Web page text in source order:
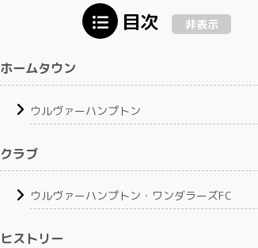
目次 非表示
ホームタウン
ウルヴァーハンプトン
クラブ
ウルヴァーハンプトン・ワンダラーズFC
ヒストリー